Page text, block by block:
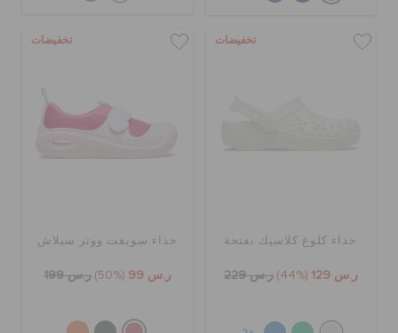
تخفيضات
حذاء كلوغ كلاسيك بفتحة
ر.س 129 (44%) ر.س 229
تخفيضات
حذاء سويفت ووتر سبلاش
ر.س 99 (50%) ر.س 199